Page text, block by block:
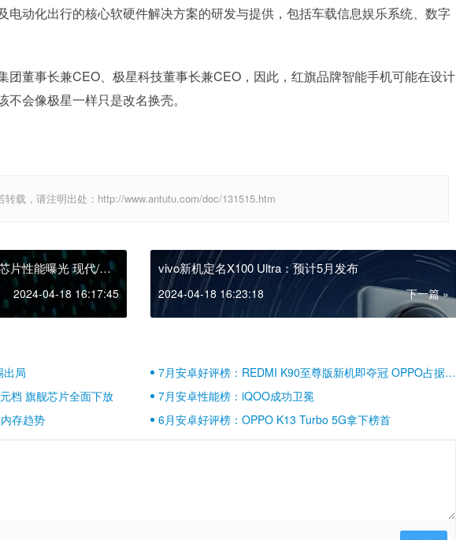
电动化出行的核心软硬件解决方案的研发与提供，包括车载信息娱乐系统、数字
团董事长兼CEO、极星科技董事长兼CEO，因此，红旗品牌智能手机可能在设计
会像极星一样只是改名换壳。
转载，请注明出处：http://www.antutu.com/doc/131515.htm
片性能曝光 现代/奥
2024-04-18 16:17:45
vivo新机定名X100 Ultra：预计5月发布
2024-04-18 16:23:18 下一篇 »
出局
7月安卓好评榜：REDMI K90至尊版新机即夺冠 OPPO占据半
壁江山
档 旗舰芯片全面下放
7月安卓性能榜：iQOO成功卫冕
存趋势
6月安卓好评榜：OPPO K13 Turbo 5G拿下榜首